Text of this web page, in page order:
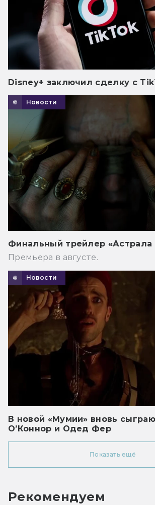
Disney+ заключил сделку с
Новости
Финальный трейлер «Астрала
Премьера в августе.
Новости
В новой «Мумии» вновь
О’Коннор и Одед Фер
Показать ещё
Рекомендуем